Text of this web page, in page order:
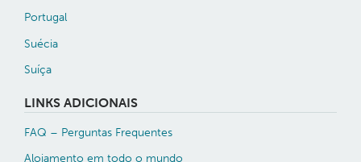
Portugal
Suécia
Suíça
LINKS ADICIONAIS
FAQ – Perguntas Frequentes
Alojamento em todo o mundo